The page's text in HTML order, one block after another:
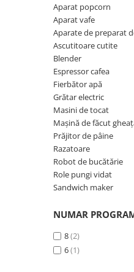
Hotă bucătărie
Plită incorporabilă
Cuptor electric
Cuptor cu microunde
Espressor cafea
Fierbător apă
Air fryer - Friteuză cu aer cald
Grătar electric
Mașină de făcut gheață
Prăjitor de pâine
Robot de bucătărie
Sandwich maker
Fier de călcat
Dispozitive smart home
Aparat popcorn
Aparat vafe
Aparate de preparat
Ascutitoare cutite
Blender
Espressor cafea
Fierbător apă
Grătar electric
Masini de tocat
Mașină de făcut
Prăjitor de pâine
Razatoare
Robot de bucătărie
Role pungi vidat
Sandwich maker
NUMAR
8(2)
6(1)